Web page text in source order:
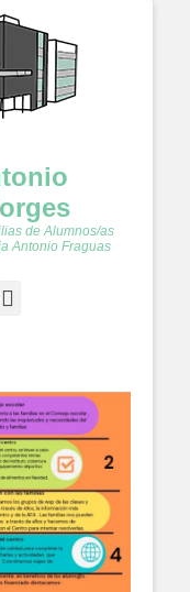
de Alumnos/as
Antonio Fraguas